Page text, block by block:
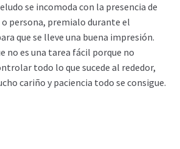
se incomoda con la presencia de
persona, premialo durante el
que se lleve una buena impresión.
no es una tarea fácil porque no
todo lo que sucede al rededor,
cariño y paciencia todo se consigue.